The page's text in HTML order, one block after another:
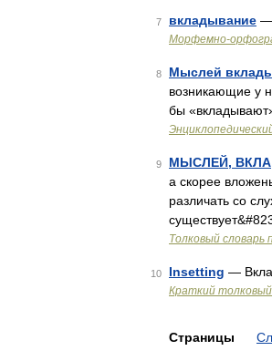
7 вкладывание —
Морфемно-
8 Мыслей
возникающие у
бы
9 МЫСЛЕЙ,
а скорее
различать со
Толковый словарь
10 Insetting —
Краткий
Страницы